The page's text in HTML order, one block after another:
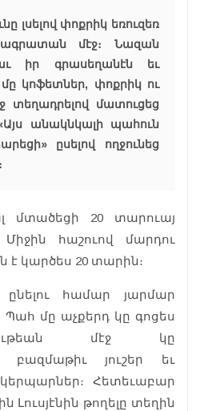
լսելով փոքրիկ եռուզեռ
մէջ։ Նազան
իր գրասեղանէն եւ
կոֆետներ, փոքրիկ ու
տեղադրելով մատուցեց
«Այս անակնկալի պահուն
ըսելով ողջունեց
մտածեցի 20 տարուայ
հաշուով մարդու
է կարծես 20 տարին։
ընելու համար յարմար
Պահ մը աչքերդ կը գոցես
մէջ կը
բազմաթիւ յուշեր եւ
Հետեւաբար
Լուսյէնին թողելը տեղին